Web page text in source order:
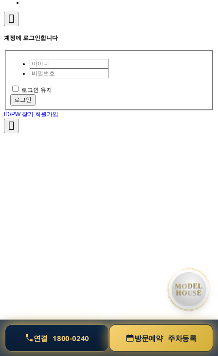
계정에 로그인합니다
로그인 유지
로그인
ID/PW 찾기 회원가입
• MODEL HOUSE GRAND OPEN • MODEL HOUSE GRAND OPEN •
MODEL
HOUSE
연결 1800-0240 방문예약 주차등록